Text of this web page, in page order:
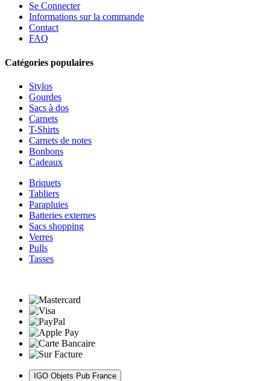
Se Connecter
Informations sur la commande
Contact
FAQ
Catégories populaires
Stylos
Gourdes
Sacs à dos
Carnets
T-Shirts
Carnets de notes
Bonbons
Cadeaux
Briquets
Tabliers
Parapluies
Batteries externes
Sacs shopping
Verres
Pulls
Tasses
IGO Objets Pub France